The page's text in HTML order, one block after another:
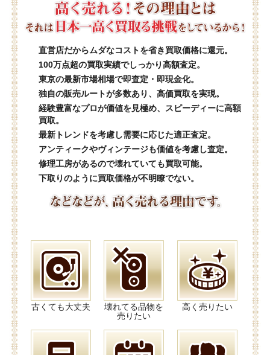
直営店だからムダなコストを省き買取価格に還元。
100万点超の買取実績でしっかり高額査定。
東京の最新市場相場で即査定・即現金化。
独自の販売ルートが多数あり、高価買取を実現。
経験豊富なプロが価値を見極め、スピーディーに高額
買取。
最新トレンドを考慮し需要に応じた適正査定。
アンティークやヴィンテージも価値を考慮し査定。
修理工房があるので壊れていても買取可能。
下取りのように買取価格が不明瞭でない。
古くても大丈夫
壊れてる品物を
売りたい
高く売りたい